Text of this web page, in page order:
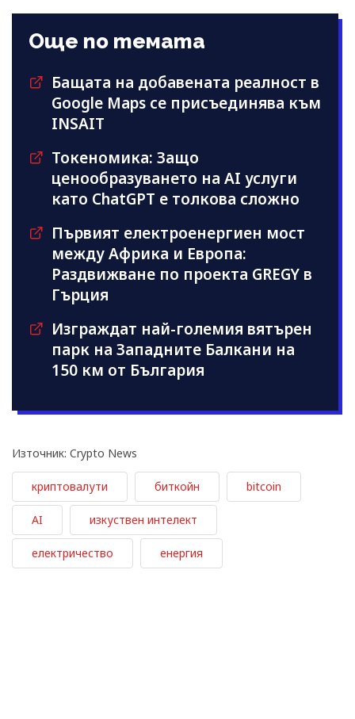
Още по темата
Бащата на добавената реалност в
Google Maps се присъединява към
INSAIT
Токеномика: Защо
ценообразуването на AI услуги
като ChatGPT е толкова сложно
Първият електроенергиен мост
между Африка и Европа:
Раздвижване по проекта GREGY в
Гърция
Изграждат най-големия вятърен
парк на Западните Балкани на
150 км от България
Източник: Crypto News
криптовалути биткойн bitcoin
AI изкуствен интелект
електричество енергия